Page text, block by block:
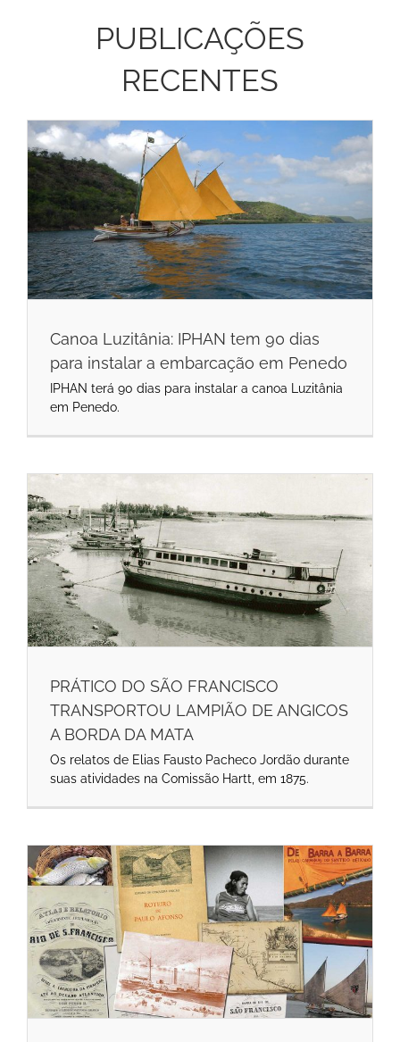
PUBLICAÇÕES
RECENTES
Canoa Luzitânia: IPHAN tem 90 dias
para instalar a embarcação em Penedo
IPHAN terá 90 dias para instalar a canoa Luzitânia
em Penedo.
PRÁTICO DO SÃO FRANCISCO
TRANSPORTOU LAMPIÃO DE ANGICOS
A BORDA DA MATA
Os relatos de Elias Fausto Pacheco Jordão durante
suas atividades na Comissão Hartt, em 1875.